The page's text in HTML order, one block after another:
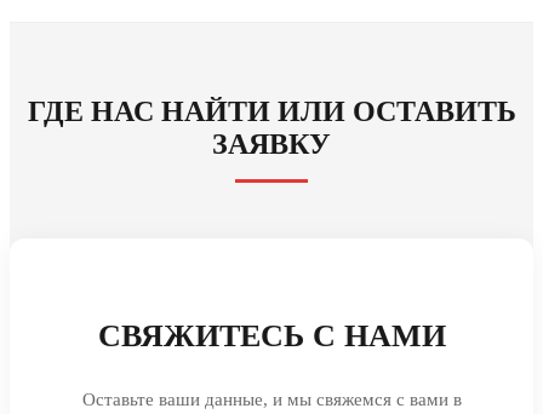
ГДЕ НАС НАЙТИ ИЛИ ОСТАВИТЬ
ЗАЯВКУ
СВЯЖИТЕСЬ С НАМИ
Оставьте ваши данные, и мы свяжемся с вами в